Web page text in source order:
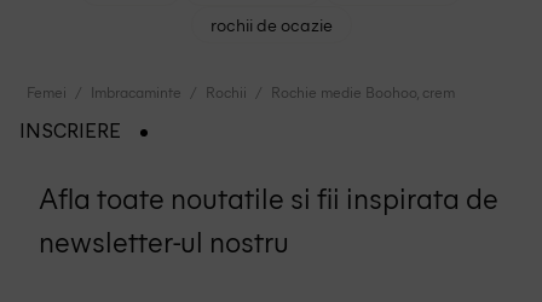
rochii de ocazie
Femei Imbracaminte Rochii Rochie medie Boohoo, crem
INSCRIERE
Afla toate noutatile si fii inspirata de
newsletter-ul nostru